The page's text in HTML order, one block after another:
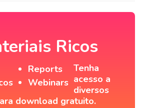
Ricos
Reports
Webinars
Tenha
acesso a
diversos
download gratuito.